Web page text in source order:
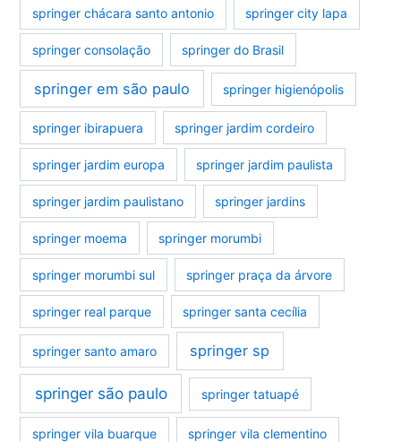
springer chácara santo antonio springer city lapa
springer consolação springer do Brasil
springer em são paulo springer higienópolis
springer ibirapuera springer jardim cordeiro
springer jardim europa springer jardim paulista
springer jardim paulistano springer jardins
springer moema springer morumbi
springer morumbi sul springer praça da árvore
springer real parque springer santa cecília
springer santo amaro springer sp
springer são paulo springer tatuapé
springer vila buarque springer vila clementino